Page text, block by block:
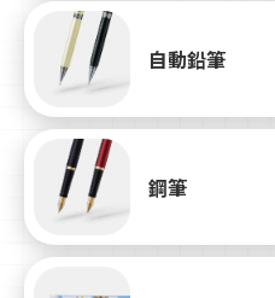
自動鉛筆
鋼筆